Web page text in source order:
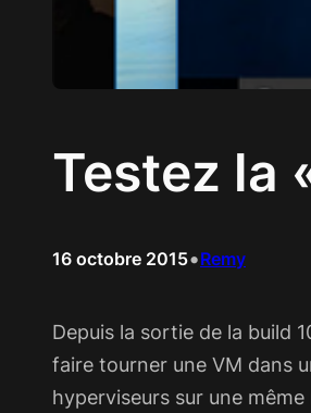
Testez la
16 octobre 2015•Remy
Depuis la sortie de la build
faire tourner une VM dans
hyperviseurs sur une